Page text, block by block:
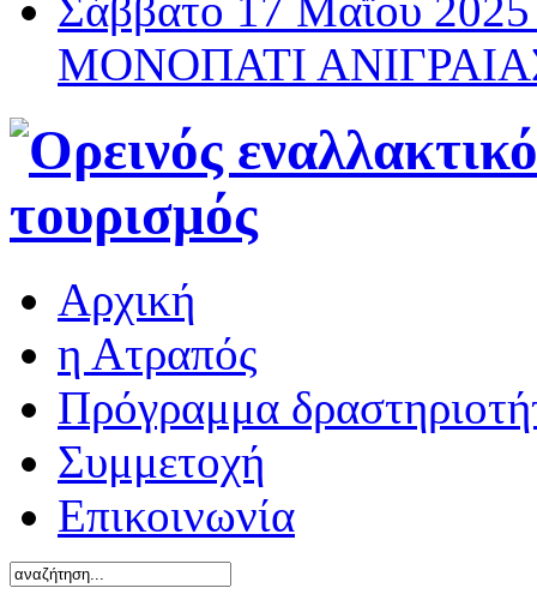
Σάββατο 17 Μαΐου
ΜΟΝΟΠΑΤΙ
Αρχική
η Ατραπός
Πρόγραμμα
Συμμετοχή
Επικοινωνία